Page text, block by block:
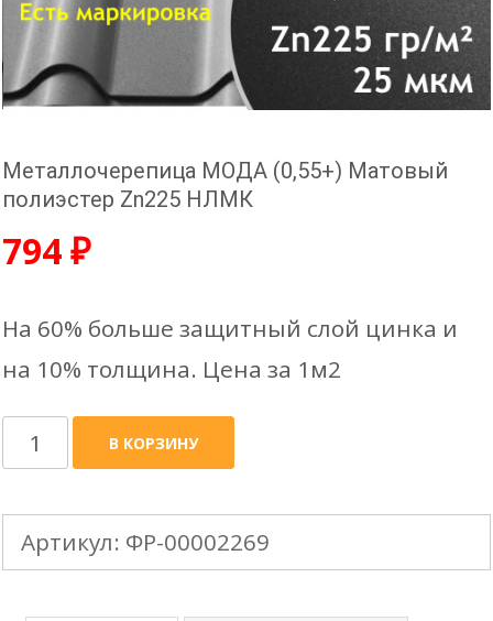
Металлочерепица МОДА (0,55+) Матовый
полиэстер Zn225 НЛМК
794₽
На 60% больше защитный слой цинка и
на 10% толщина. Цена за 1м2
Количество
товара
Металлочерепица
МОДА
В КОРЗИНУ
Артикул: ФР-00002269